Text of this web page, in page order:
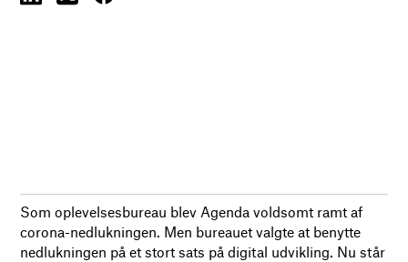
Som oplevelsesbureau blev Agenda voldsomt ramt af
corona-nedlukningen. Men bureauet valgte at benytte
nedlukningen på et stort sats på digital udvikling. Nu står